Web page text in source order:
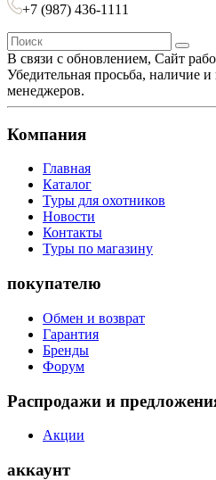
+7 (987) 436-1111
В связи с обновлением, Сайт
Убедительная просьба, наличие и
менеджеров.
Компания
Главная
Каталог
Туры для охотников
Новости
Контакты
Туры по магазину
покупателю
Обмен и возврат
Гарантия
Бренды
Форум
Распродажи и
Акции
аккаунт